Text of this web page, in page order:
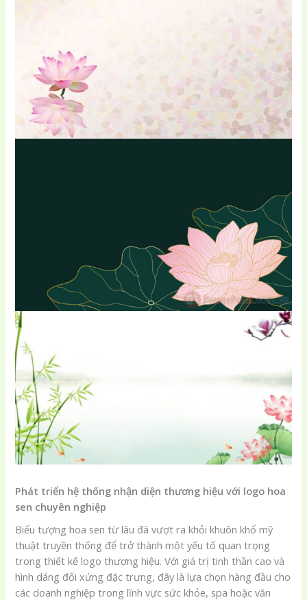
Phát triển hệ thống nhận diện thương hiệu với logo hoa
sen chuyên nghiệp
Biểu tượng hoa sen từ lâu đã vượt ra khỏi khuôn khổ mỹ
thuật truyền thống để trở thành một yếu tố quan trọng
trong thiết kế logo thương hiệu. Với giá trị tinh thần cao và
hình dáng đối xứng đặc trưng, đây là lựa chọn hàng đầu cho
các doanh nghiệp trong lĩnh vực sức khỏe, spa hoặc văn